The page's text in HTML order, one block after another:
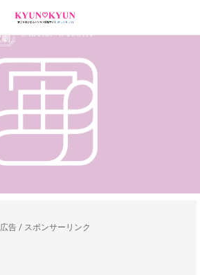
広告 / スポンサーリンク